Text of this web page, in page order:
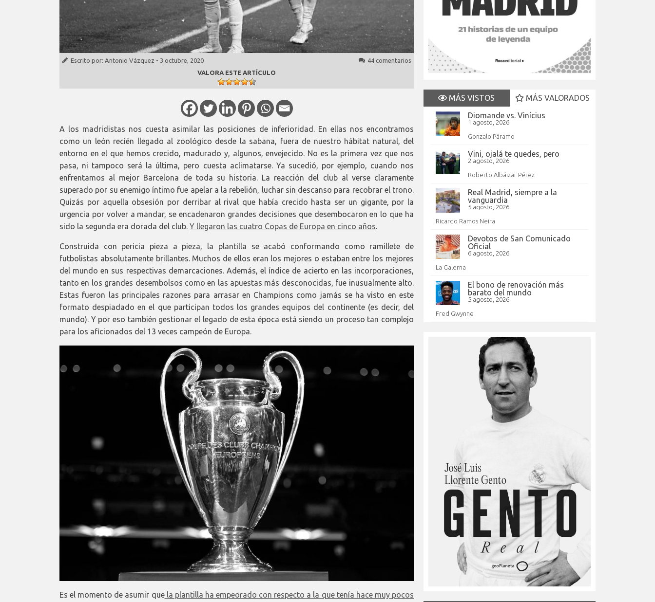
Escrito por: Antonio Vázquez - 3 octubre, 2020
44 comentarios
VALORA ESTE ARTÍCULO
A los madridistas nos cuesta asimilar las posiciones de inferioridad. En ellas nos encontramos
como un león recién llegado al zoológico desde la sabana, fuera de nuestro hábitat natural, del
entorno en el que hemos crecido, madurado y, algunos, envejecido. No es la primera vez que nos
pasa, ni tampoco será la última, pero cuesta aclimatarse. Ya sucedió, por ejemplo, cuando nos
enfrentamos al mejor Barcelona de toda su historia. La reacción del club al verse claramente
superado por su enemigo íntimo fue apelar a la rebelión, luchar sin descanso para recobrar el trono.
Quizás por aquella obsesión por derribar al rival que había crecido hasta ser un gigante, por la
urgencia por volver a mandar, se encadenaron grandes decisiones que desembocaron en lo que ha
sido la segunda era dorada del club. Y llegaron las cuatro Copas de Europa en cinco años
Construida con pericia pieza a pieza, la plantilla se acabó conformando como ramillete de
futbolistas absolutamente brillantes. Muchos de ellos eran los mejores o estaban entre los mejores
del mundo en sus respectivas demarcaciones. Además, el índice de acierto en las incorporaciones,
tanto en los grandes desembolsos como en las apuestas más desconocidas, fue inusualmente alto.
Estas fueron las principales razones para arrasar en Champions como jamás se ha visto en este
formato despiadado en el que participan todos los grandes equipos del continente (es decir, del
mundo). Y por eso también gestionar el legado de esta época está siendo un proceso tan complejo
para los aficionados del 13 veces campeón de Europa.
Es el momento de asumir quela plantilla ha empeorado con respecto a la que tenía hace muy pocos
MÁS VISTOS
MÁS VALORADOS
Diomande vs. Vinícius
1 agosto, 2026
Gonzalo Páramo
Vini, ojalá te quedes, pero
2 agosto, 2026
Roberto Albáizar Pérez
Real Madrid, siempre a la
vanguardia
5 agosto, 2026
Ricardo Ramos Neira
Devotos de San Comunicado
Oficial
6 agosto, 2026
La Galerna
El bono de renovación más
barato del mundo
5 agosto, 2026
Fred Gwynne